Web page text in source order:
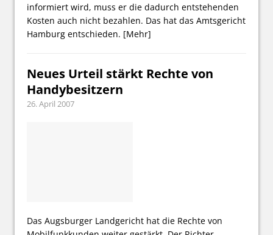
informiert wird, muss er die dadurch entstehenden
Kosten auch nicht bezahlen. Das hat das Amtsgericht
Hamburg entschieden. [Mehr]
Neues Urteil stärkt Rechte von
Handybesitzern
26. April 2007
Das Augsburger Landgericht hat die Rechte von